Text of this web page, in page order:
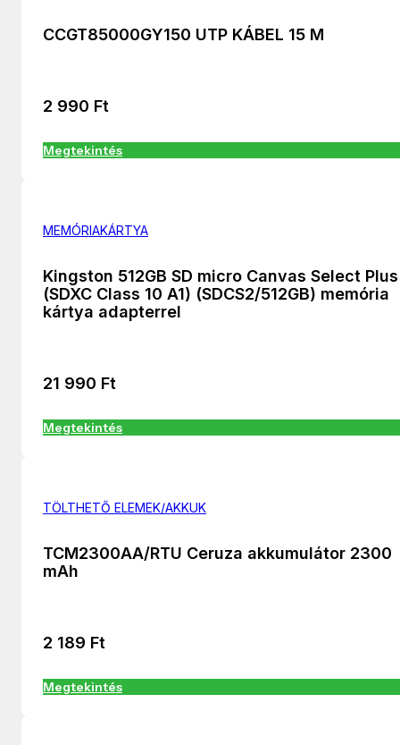
CCGT85000GY150 UTP KÁBEL 15 M
2 990 Ft
Megtekintés
MEMÓRIAKÁRTYA
Kingston 512GB SD micro Canvas Select Plus
(SDXC Class 10 A1) (SDCS2/512GB) memória
kártya adapterrel
21 990 Ft
Megtekintés
TÖLTHETŐ ELEMEK/AKKUK
TCM2300AA/RTU Ceruza akkumulátor 2300
mAh
2 189 Ft
Megtekintés